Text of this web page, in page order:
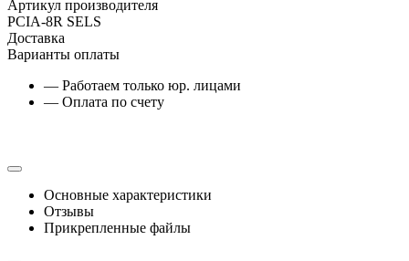
Артикул производителя
PCIA-8R SELS
Доставка
Варианты оплаты
— Работаем только юр. лицами
— Оплата по счету
Основные характеристики
Отзывы
Прикрепленные файлы